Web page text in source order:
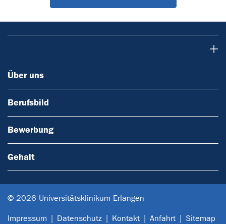
Über uns
Berufsbild
Bewerbung
Gehalt
© 2026 Universitätsklinikum Erlangen
Impressum Datenschutz Kontakt Anfahrt Sitemap